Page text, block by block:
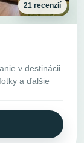
21 recenzií
v destinácii
a ďalšie